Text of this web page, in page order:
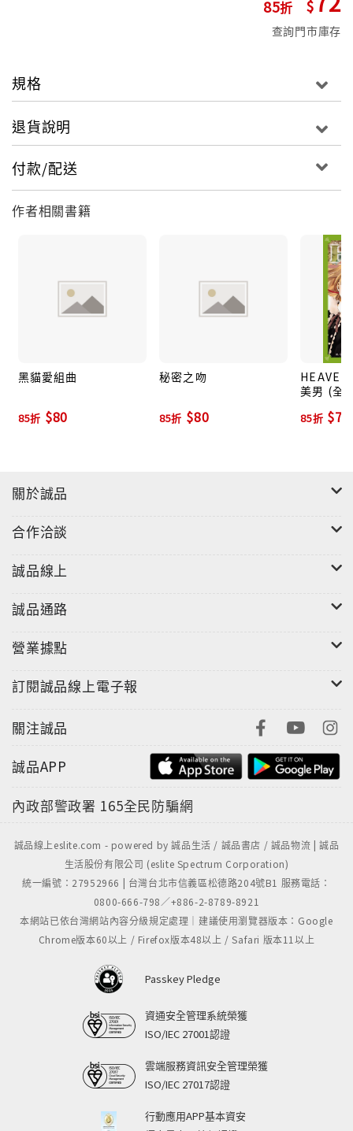
85
查詢門市庫存
規格
退貨說明
付款/配送
作者相關書籍
黑貓愛組曲
85折 $80
秘密之吻
85折 $80
美男 (全)
85折 $76
關於誠品
合作洽談
誠品線上
誠品通路
營業據點
訂閱誠品線上電子報
關注誠品
誠品APP
內政部警政署 165全民防騙網
誠品線上eslite.com - powered by 誠品生活 / 誠品書店 / 誠品物流 | 誠品
生活股份有限公司 (eslite Spectrum Corporation)
統一編號：27952966 | 台灣台北市信義區松德路204號B1 服務電話：
0800-666-798／+886-2-8789-8921
本網站已依台灣網站內容分級規定處理｜建議使用瀏覽器版本：Google
Chrome版本60以上 / Firefox版本48以上 / Safari 版本11以上
Passkey Pledge
資通安全管理系統榮獲
ISO/IEC 27001認證
雲端服務資訊安全管理榮獲
ISO/IEC 27017認證
行動應用APP基本資安